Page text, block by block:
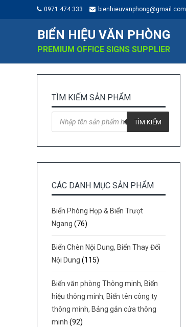
0971 474 333 bienhieuvanphong@gmail.com
BIỂN HIỆU VĂN PHÒNG
PREMIUM OFFICE SIGNS SUPPLIER
TÌM KIẾM SẢN PHẨM
Tìm
kiếm
TÌM KIẾM
CÁC DANH MỤC SẢN PHẨM
Biển Phòng Họp & Biển Trượt
Ngang (76)
Biển Chèn Nội Dung, Biển Thay Đổi
Nội Dung (115)
Biển văn phòng Thông minh, Biển
hiệu thông minh, Biển tên công ty
thông minh, Bảng gắn cửa thông
minh (92)